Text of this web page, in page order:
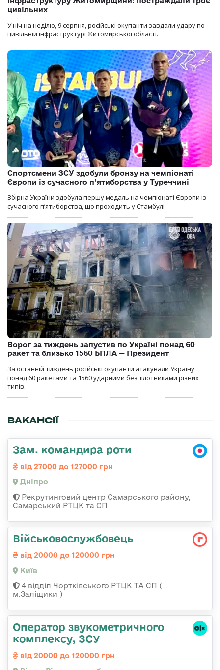
цивільних
У ніч на неділю, 9 серпня, російські окупанти завдали удару по
цивільній інфраструктурі Житомирської області.
Спортсмени ЗСУ здобули бронзу на чемпіонаті
Європи із сучасного п’ятиборства у Туреччині
Збірна України здобула першу медаль на чемпіонаті Європи із
сучасного п’ятиборства, що проходить у Стамбулі.
Ворог за тиждень запустив по Україні понад 60
ракет та близько 1560 БПЛА — Президент
За останній тиждень російські окупанти атакували Україну
понад 60 ракетами та 1560 ударними безпілотниками різних
типів.
ВАКАНСІЇ
Зам. командира роти
від 27000 до 127000 грн
Дніпро
Рекрутинговий центр Самарського району,
Самарський РТЦК та СП
Військовослужбовець
від 20000 до 120000 грн
Київ
4 відділ Чортківського РТЦК ТА СП (
м.Заліщики )
Оператор звукометричного
комплексу, ЗСУ
від 20000 до 120000 грн